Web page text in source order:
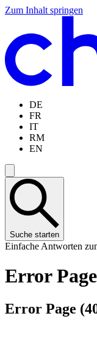
Zum Inhalt springen
Zum
springen
Zur
springen
Zur
springen
Zur
springen
DE
FR
IT
RM
EN
Suche starten
Einfache Antworten
Error
Error Page